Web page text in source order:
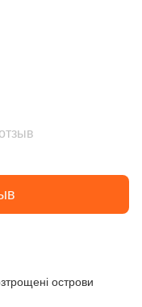
острови